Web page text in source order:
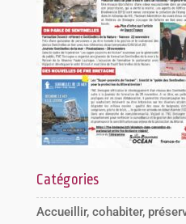
Catégories
Accueillir, cohabiter,